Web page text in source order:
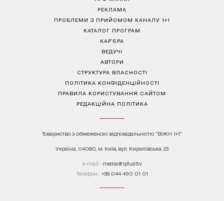
РЕКЛАМА
ПРОБЛЕМИ З ПРИЙОМОМ КАНАЛУ 1+1
КАТАЛОГ ПРОГРАМ
КАР’ЄРА
ВЕДУЧІ
АВТОРИ
СТРУКТУРА ВЛАСНОСТІ
ПОЛІТИКА КОНФІДЕНЦІЙНОСТІ
ПРАВИЛА КОРИСТУВАННЯ САЙТОМ
РЕДАКЦІЙНА ПОЛІТИКА
Товариство з обмеженою відповідальністю "ВІЖН 1+1"
Україна, 04080, м. Київ, вул. Кирилівська, 23
е-mail: media@1plus1.tv
Телефон: +38 044 490 01 01